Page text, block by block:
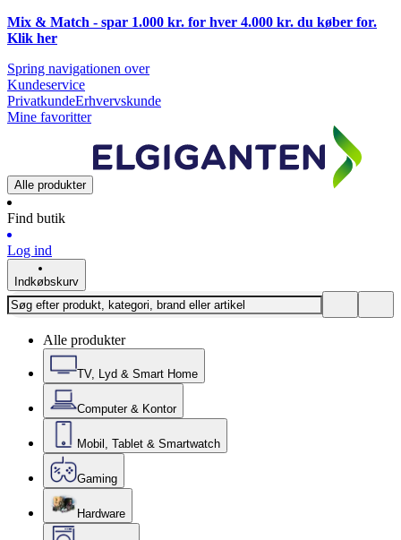
Mix & Match - spar 1.000 kr. for hver 4.000 kr. du køber for.
Klik her
Spring navigationen over
Kundeservice
PrivatkundeErhvervskunde
Mine favoritter
Alle produkter
Find butik
Log ind
Indkøbskurv
Alle produkter
TV, Lyd & Smart Home
Computer & Kontor
Mobil, Tablet & Smartwatch
Gaming
Hardware